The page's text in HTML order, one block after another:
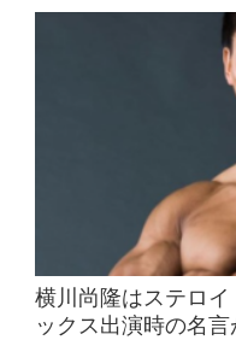
横川尚隆はステロ
ックス出演時の名言